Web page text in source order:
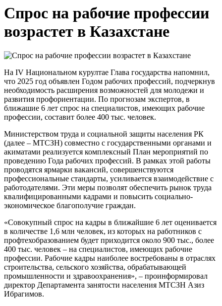
Спрос на рабочие профессии
возрастет в Казахстане
На IV Национальном курултае Глава государства напомнил,
что 2025 год объявлен Годом рабочих профессий, подчеркнув
необходимость расширения возможностей для молодежи и
развития профориентации. По прогнозам экспертов, в
ближашие 6 лет спрос на специалистов, имеющих рабочие
профессии, составит более 400 тыс. человек.
Министерством труда и социальной защиты населения РК
(далее – МТСЗН) совместно с государственными органами и
акиматами реализуется комплексный План мероприятий по
проведению Года рабочих профессий. В рамках этой работы
проводятся ярмарки вакансий, совершенствуются
профессиональные стандарты, усиливается взаимодействие с
работодателями. Эти меры позволят обеспечить рынок труда
квалифицированными кадрами и повысить социально-
экономическое благополучие граждан.
«Совокупный спрос на кадры в ближайшие 6 лет оценивается
в количестве 1,6 млн человек, из которых на работников с
профтехобразованием будет приходится около 900 тыс., более
400 тыс. человек – на специалистов, имеющих рабочие
профессии. Рабочие кадры наиболее востребованы в отраслях
строительства, сельского хозяйства, обрабатывающей
промышленности и здравоохранения», – проинформировал
директор Департамента занятости населения МТСЗН Азиз
Ибрагимов.